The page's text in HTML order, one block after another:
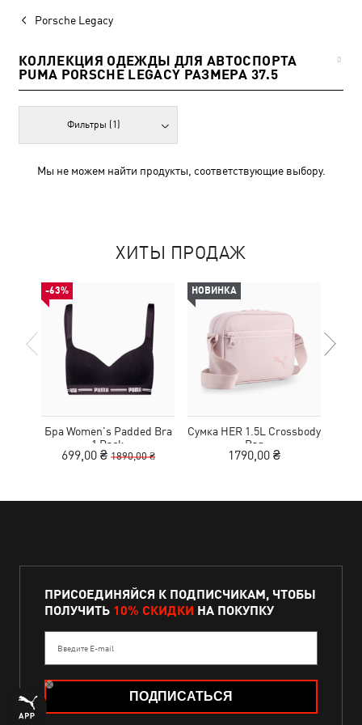
Porsche Legacy
КОЛЛЕКЦИЯ ОДЕЖДЫ ДЛЯ АВТОСПОРТА
PUMA PORSCHE LEGACY РАЗМЕРА 37.5
0
Фильтры (1)
Мы не можем найти продукты, соответствующие выбору.
ХИТЫ ПРОДАЖ
-63%
Бра Women's Padded Bra
1 Pack
699,00 ₴ 1890,00 ₴
НОВИНКА
Сумка HER 1.5L Crossbody
Bag
1790,00 ₴
ПРИСОЕДИНЯЙСЯ К ПОДПИСЧИКАМ, ЧТОБЫ
ПОЛУЧИТЬ 10% СКИДКИ НА ПОКУПКУ
Введите E-mail
ПОДПИСАТЬСЯ